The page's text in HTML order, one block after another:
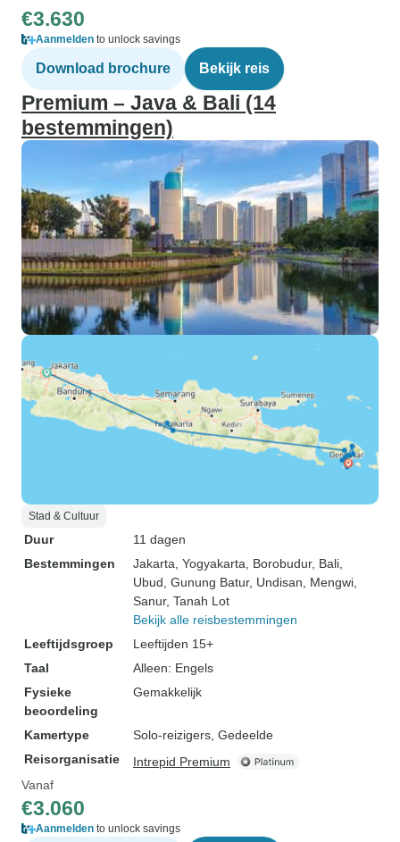
€3.630
Aanmelden to unlock savings
Download brochure Bekijk reis
Premium – Java & Bali (14
bestemmingen)
Stad & Cultuur
Duur
11 dagen
Bestemmingen
Jakarta , Yogyakarta , Borobudur, Bali
Ubud , Gunung Batur, Undisan , Mengwi
Sanur, Tanah Lot
Bekijk alle reisbestemmingen
Leeftijdsgroep
Leeftijden 15+
Taal
Alleen: Engels
Fysieke
beoordeling
Gemakkelijk
Kamertype
Solo-reizigers, Gedeelde
Reisorganisatie
Intrepid Premium
Vanaf
€3.060
Aanmelden to unlock savings